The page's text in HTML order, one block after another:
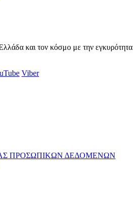
και τον κόσμο με την εγκυρότητα
Viber
ΠΡΟΣΩΠΙΚΩΝ ΔΕΔΟΜΕΝΩΝ